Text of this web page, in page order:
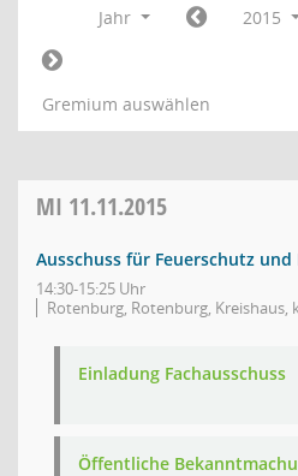
Jahr 2015
Gremium auswählen
MI 11.11.2015
Ausschuss für Feuerschutz
14:30-15:25 Uhr
Rotenburg, Rotenburg, Kreishaus,
Einladung Fachausschuss
Öffentliche